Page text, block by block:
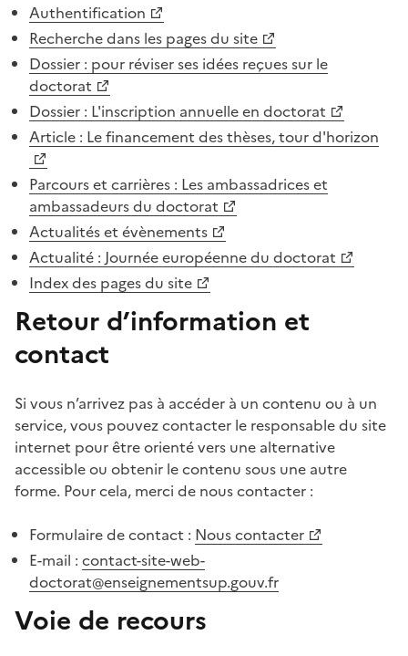
(Ouvre une nouvelle fenêtre)
Authentification
(Ouvre une nouvelle fenêtre)
Recherche dans les pages du site
(Ouvre une nouvelle fenêtre)
Dossier : pour réviser ses idées reçues sur le
doctorat
(Ouvre une nouvelle fenêtre)
Dossier : L'inscription annuelle en doctorat
(Ouvre une nouvelle fenêtre)
Article : Le financement des thèses, tour d'horizon
(Ouvre une nouvelle fenêtre)
Parcours et carrières : Les ambassadrices et
ambassadeurs du doctorat
(Ouvre une nouvelle fenêtre)
Actualités et évènements
(Ouvre une nouvelle fenêtre)
Actualité : Journée européenne du doctorat
(Ouvre une nouvelle fenêtre)
Index des pages du site
Retour d’information et
contact
Si vous n’arrivez pas à accéder à un contenu ou à un
service, vous pouvez contacter le responsable du site
internet pour être orienté vers une alternative
accessible ou obtenir le contenu sous une autre
forme. Pour cela, merci de nous contacter :
Formulaire de contact :
(Ouvre une nouvelle fenêtre)
Nous contacter
E-mail : contact-site-web-
doctorat@enseignementsup.gouv.fr
Voie de recours